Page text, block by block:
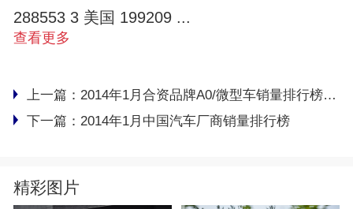
288553 3 美国 199209 ...
查看更多
上一篇： 2014年1月合资品牌A0/微型车销量排行榜及销量
下一篇： 2014年1月中国汽车厂商销量排行榜
精彩图片